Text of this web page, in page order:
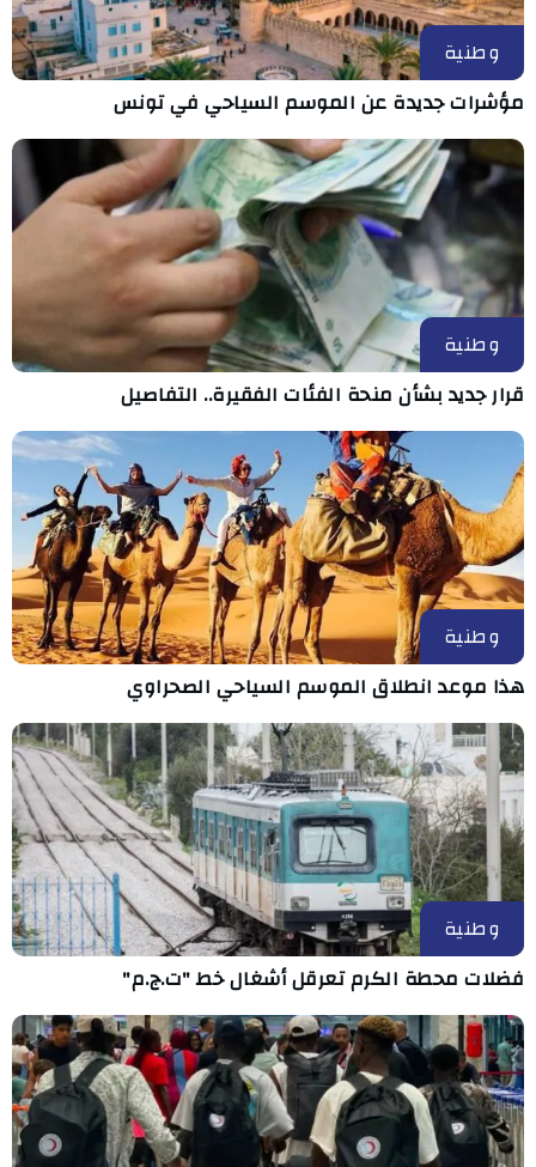
وطنية
مؤشرات جديدة عن الموسم السياحي في تونس
وطنية
قرار جديد بشأن منحة الفئات الفقيرة.. التفاصيل
وطنية
هذا موعد انطلاق الموسم السياحي الصحراوي
وطنية
فضلات محطة الكرم تعرقل أشغال خط "ت.ج.م"